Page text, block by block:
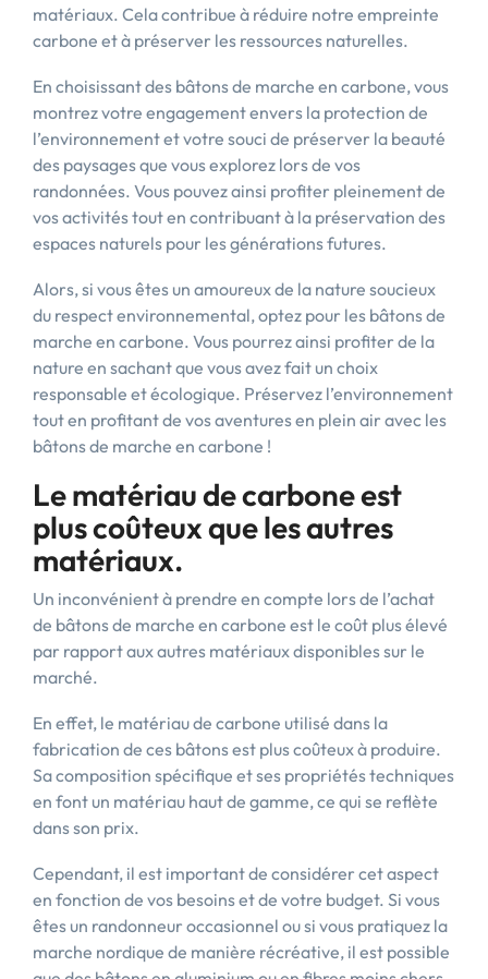
matériaux. Cela contribue à réduire notre empreinte
carbone et à préserver les ressources naturelles.
En choisissant des bâtons de marche en carbone, vous
montrez votre engagement envers la protection de
l’environnement et votre souci de préserver la beauté
des paysages que vous explorez lors de vos
randonnées. Vous pouvez ainsi profiter pleinement de
vos activités tout en contribuant à la préservation des
espaces naturels pour les générations futures.
Alors, si vous êtes un amoureux de la nature soucieux
du respect environnemental, optez pour les bâtons de
marche en carbone. Vous pourrez ainsi profiter de la
nature en sachant que vous avez fait un choix
responsable et écologique. Préservez l’environnement
tout en profitant de vos aventures en plein air avec les
bâtons de marche en carbone !
Le matériau de carbone est
plus coûteux que les autres
matériaux.
Un inconvénient à prendre en compte lors de l’achat
de bâtons de marche en carbone est le coût plus élevé
par rapport aux autres matériaux disponibles sur le
marché.
En effet, le matériau de carbone utilisé dans la
fabrication de ces bâtons est plus coûteux à produire.
Sa composition spécifique et ses propriétés techniques
en font un matériau haut de gamme, ce qui se reflète
dans son prix.
Cependant, il est important de considérer cet aspect
en fonction de vos besoins et de votre budget. Si vous
êtes un randonneur occasionnel ou si vous pratiquez la
marche nordique de manière récréative, il est possible